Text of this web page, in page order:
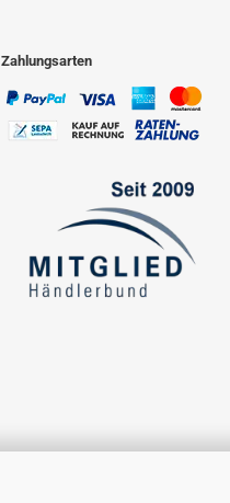
Zahlungsarten